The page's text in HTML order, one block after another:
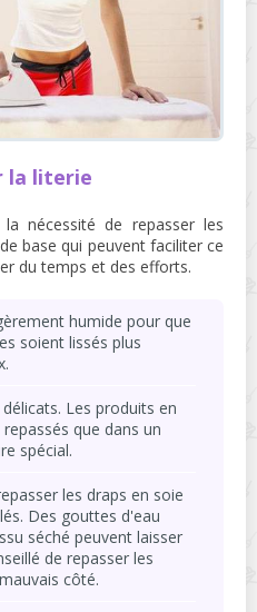
la literie
nécessité de repasser les
base qui peuvent faciliter ce
du temps et des efforts.
humide pour que
soient lissés plus
Les produits en
que dans un
spécial.
les draps en soie
Des gouttes d'eau
séché peuvent laisser
de repasser les
côté.